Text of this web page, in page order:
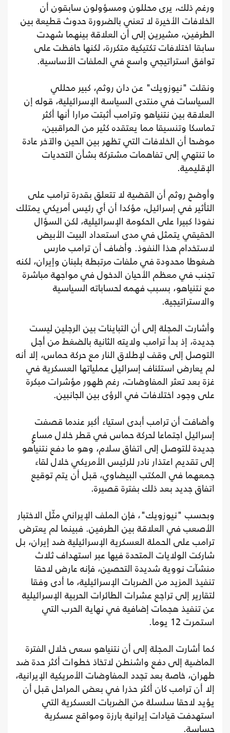
ورغم ذلك، يرى محللون ومسؤولون سابقون أن
الخلافات الأخيرة لا تعني بالضرورة حدوث قطيعة بين
الطرفين، مشيرين إلى أن العلاقة بينهما شهدت
سابقا اختلافات تكتيكية متكررة، لكنها حافظت على
توافق استراتيجي واسع في الملفات الأساسية.
ونقلت "نيوزويك" عن دان روثم، كبير محللي
السياسات في منتدى السياسة الإسرائيلية، قوله إن
العلاقة بين نتنياهو وترامب أثبتت مرارا أنها أكثر
تماسكا وتنسيقا مما يعتقده كثير من المراقبين،
موضحا أن الخلافات التي تظهر بين الحين والآخر عادة
ما تنتهي إلى تفاهمات مشتركة بشأن التحديات
الإقليمية.
وأوضح روثم أن القضية لا تتعلق بقدرة ترامب على
التأثير في إسرائيل، مؤكدا أن أي رئيس أمريكي يمتلك
نفوذا كبيرا على الحكومة الإسرائيلية، لكن السؤال
الحقيقي يتمثل في مدى استعداد البيت الأبيض
لاستخدام هذا النفوذ. وأضاف أن ترامب مارس
ضغوطا محدودة في ملفات مرتبطة بلبنان وإيران، لكنه
تجنب في معظم الأحيان الدخول في مواجهة مباشرة
مع نتنياهو، بسبب فهمه لحساباته السياسية
والاستراتيجية.
وأشارت المجلة إلى أن التباينات بين الرجلين ليست
جديدة، إذ بدأ ترامب ولايته الثانية بالضغط من أجل
التوصل إلى وقف لإطلاق النار مع حركة حماس، إلا أنه
لم يعارض استئناف إسرائيل عملياتها العسكرية في
غزة بعد تعثر المفاوضات، رغم ظهور مؤشرات مبكرة
على وجود اختلافات في الرؤى بين الجانبين.
وأضافت أن ترامب أبدى استياء أكبر عندما قصفت
إسرائيل اجتماعا لحركة حماس في قطر خلال مساعٍ
جديدة للتوصل إلى اتفاق سلام، وهو ما دفع نتنياهو
إلى تقديم اعتذار نادر للرئيس الأمريكي خلال لقاء
جمعهما في المكتب البيضاوي، قبل أن يتم توقيع
اتفاق جديد بعد ذلك بفترة قصيرة.
وبحسب "نيوزويك"، فإن الملف الإيراني مثّل الاختبار
الأصعب في العلاقة بين الطرفين. فبينما لم يعترض
ترامب على الحملة العسكرية الإسرائيلية ضد إيران، بل
شاركت الولايات المتحدة فيها عبر استهداف ثلاث
منشآت نووية شديدة التحصين، فإنه عارض لاحقا
تنفيذ المزيد من الضربات الإسرائيلية، ما أدى وفقا
لتقارير إلى تراجع عشرات الطائرات الحربية الإسرائيلية
عن تنفيذ هجمات إضافية في نهاية الحرب التي
استمرت 12 يوما.
كما أشارت المجلة إلى أن نتنياهو سعى خلال الفترة
الماضية إلى دفع واشنطن لاتخاذ خطوات أكثر حدة ضد
طهران، خاصة بعد تجدد المفاوضات الأمريكية الإيرانية،
إلا أن ترامب كان أكثر حذرا في بعض المراحل قبل أن
يؤيد لاحقا سلسلة من الضربات العسكرية التي
استهدفت قيادات إيرانية بارزة ومواقع عسكرية
حساسة.